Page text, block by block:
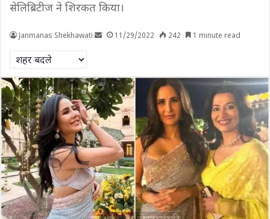
सेलिब्रिटीज ने शिरकत किया।
Janmanas Shekhawati 11/29/2022 242 1 minute read